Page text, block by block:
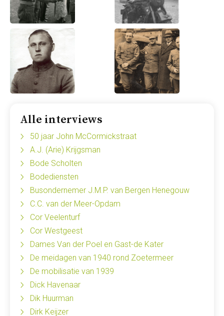
Alle interviews
50 jaar John McCormickstraat
A.J. (Arie) Krijgsman
Bode Scholten
Bodediensten
Busondernemer J.M.P. van Bergen Henegouw
C.C. van der Meer-Opdam
Cor Veelenturf
Cor Westgeest
Dames Van der Poel en Gast-de Kater
De meidagen van 1940 rond Zoetermeer
De mobilisatie van 1939
Dick Havenaar
Dik Huurman
Dirk Keijzer